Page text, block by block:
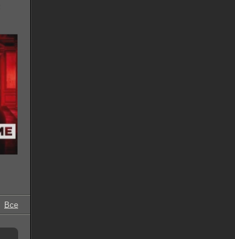
Все